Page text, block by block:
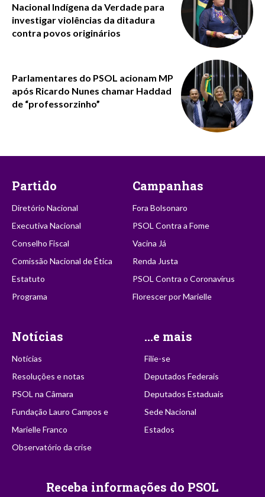
Nacional Indígena da Verdade para
investigar violências da ditadura
contra povos originários
Parlamentares do PSOL acionam MP
após Ricardo Nunes chamar Haddad
de “professorzinho”
Partido
Diretório Nacional
Executiva Nacional
Conselho Fiscal
Comissão Nacional de Ética
Estatuto
Programa
Campanhas
Fora Bolsonaro
PSOL Contra a Fome
Vacina Já
Renda Justa
PSOL Contra o Coronavírus
Florescer por Marielle
Notícias
Notícias
Resoluções e notas
PSOL na Câmara
Fundação Lauro Campos e
Marielle Franco
Observatório da crise
...e mais
Filie-se
Deputados Federais
Deputados Estaduais
Sede Nacional
Estados
Receba informações do PSOL